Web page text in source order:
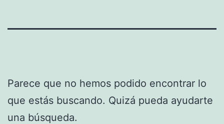
Parece que no hemos podido encontrar lo
que estás buscando. Quizá pueda ayudarte
una búsqueda.